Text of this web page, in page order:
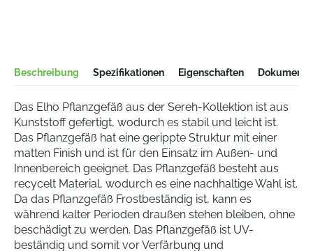
Beschreibung Spezifikationen Eigenschaften
Das Elho Pflanzgefäß aus der Sereh-Kollektion ist aus
Kunststoff gefertigt, wodurch es stabil und leicht ist.
Das Pflanzgefäß hat eine gerippte Struktur mit einer
matten Finish und ist für den Einsatz im Außen- und
Innenbereich geeignet. Das Pflanzgefäß besteht aus
recycelt Material, wodurch es eine nachhaltige Wahl ist.
Da das Pflanzgefäß Frostbeständig ist, kann es
während kalter Perioden draußen stehen bleiben, ohne
beschädigt zu werden. Das Pflanzgefäß ist UV-
beständig und somit vor Verfärbung und